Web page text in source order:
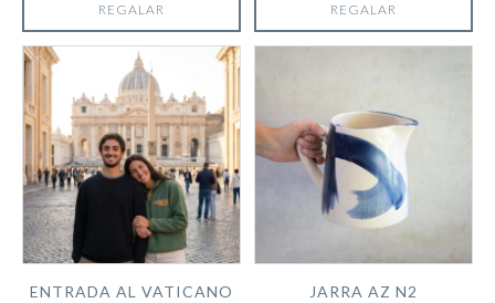
REGALAR REGALAR
ENTRADA AL VATICANO JARRA AZ N2